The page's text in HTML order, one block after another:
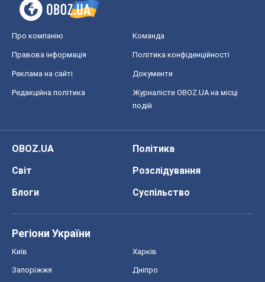
Про компанію Команда
Правова інформація Політика конфіденційності
Реклама на сайті Документи
Редакційна політика
Журналісти OBOZ.UA на місці
подій
OBOZ.UA
Політика
Світ
Розслідування
Блоги
Суспільство
Регіони України
Київ Харків
Запоріжжя Дніпро